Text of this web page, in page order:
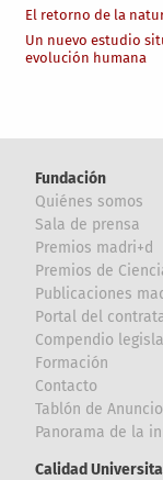
El retorno de la
Un nuevo estudio
evolución humana
Fundación
Quiénes somos
Sala de prensa
Premios madri+d
Premios de
Publicaciones
Portal del
Compendio
Formación
Contacto
Tablón de
Panorama de la
Calidad